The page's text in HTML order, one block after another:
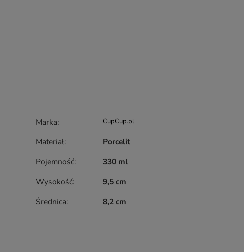
Marka CupCup.pl
Materiał
Porcelit
Pojemność
330 ml
Wysokość
9,5 cm
Średnica
8,2 cm